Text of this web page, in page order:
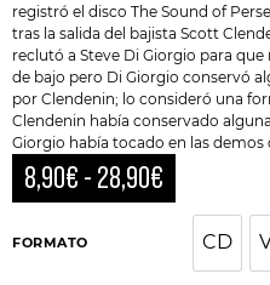
registró el disco The Sound of
tras la salida del bajista Scott
reclutó a Steve Di Giorgio para
de bajo pero Di Giorgio conservó
por Clendenin; lo consideró una
Clendenin había conservado
Giorgio había tocado en las demos
8,90€ - 28,90€
FORMATO CD